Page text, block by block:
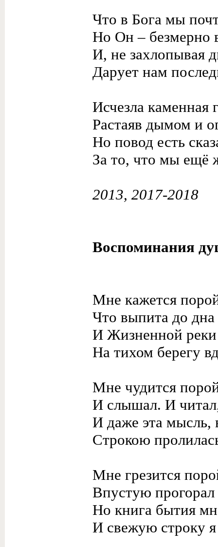
Что в Бога мы
Но Он – безмерно
И, не захлопывая
Дарует нам
Исчезла каменная
Растаяв дымом и
Но повод есть
За то, что мы ещё
2013, 2017-2018
Воспоминания
Мне кажется
Что выпита до
И Жизненной реки
На тихом берегу
Мне чудится
И слышал. И
И даже эта мысль,
Строкою
Мне грезится
Впустую
Но книга бытия
И свежую строку